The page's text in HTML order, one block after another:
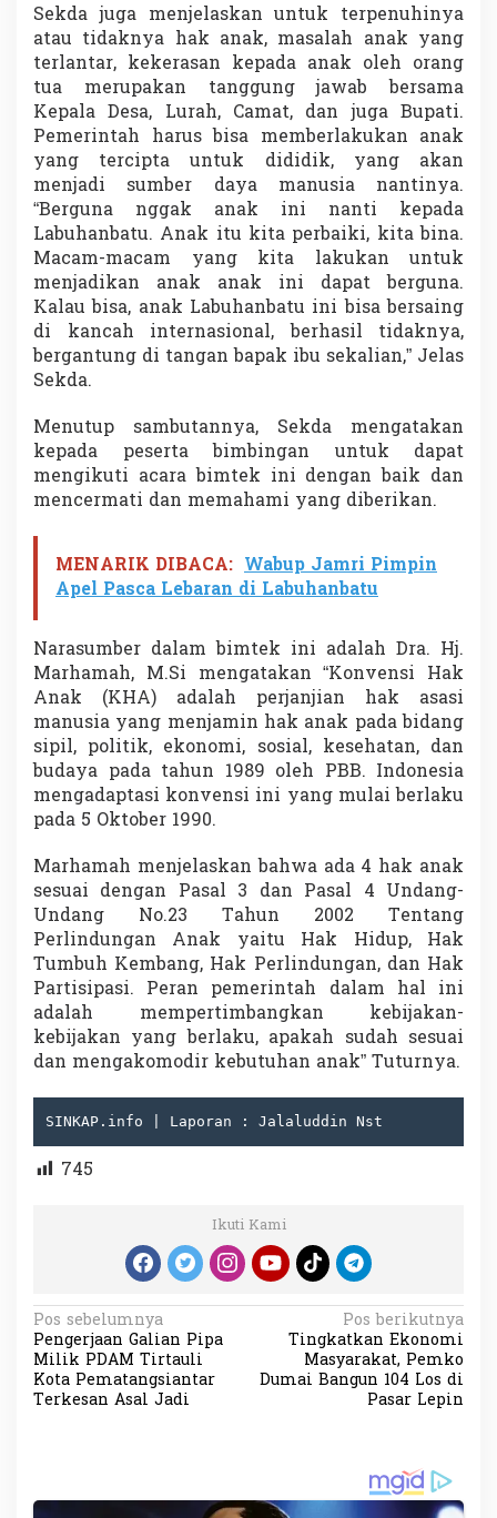
Sekda juga menjelaskan untuk terpenuhinya
atau tidaknya hak anak, masalah anak yang
terlantar, kekerasan kepada anak oleh orang
tua merupakan tanggung jawab bersama
Kepala Desa, Lurah, Camat, dan juga Bupati.
Pemerintah harus bisa memberlakukan anak
yang tercipta untuk dididik, yang akan
menjadi sumber daya manusia nantinya.
“Berguna nggak anak ini nanti kepada
Labuhanbatu. Anak itu kita perbaiki, kita bina.
Macam-macam yang kita lakukan untuk
menjadikan anak anak ini dapat berguna.
Kalau bisa, anak Labuhanbatu ini bisa bersaing
di kancah internasional, berhasil tidaknya,
bergantung di tangan bapak ibu sekalian,” Jelas
Sekda.
Menutup sambutannya, Sekda mengatakan
kepada peserta bimbingan untuk dapat
mengikuti acara bimtek ini dengan baik dan
mencermati dan memahami yang diberikan.
MENARIK DIBACA: Wabup Jamri Pimpin
Apel Pasca Lebaran di Labuhanbatu
Narasumber dalam bimtek ini adalah Dra. Hj.
Marhamah, M.Si mengatakan “Konvensi Hak
Anak (KHA) adalah perjanjian hak asasi
manusia yang menjamin hak anak pada bidang
sipil, politik, ekonomi, sosial, kesehatan, dan
budaya pada tahun 1989 oleh PBB. Indonesia
mengadaptasi konvensi ini yang mulai berlaku
pada 5 Oktober 1990.
Marhamah menjelaskan bahwa ada 4 hak anak
sesuai dengan Pasal 3 dan Pasal 4 Undang-
Undang No.23 Tahun 2002 Tentang
Perlindungan Anak yaitu Hak Hidup, Hak
Tumbuh Kembang, Hak Perlindungan, dan Hak
Partisipasi. Peran pemerintah dalam hal ini
adalah mempertimbangkan kebijakan-
kebijakan yang berlaku, apakah sudah sesuai
dan mengakomodir kebutuhan anak” Tuturnya.
SINKAP.info | Laporan : Jalaluddin Nst
745
Ikuti Kami
N
a
v
Pos sebelumnya
Pengerjaan Galian Pipa
Milik PDAM Tirtauli
Kota Pematangsiantar
Terkesan Asal Jadi
Pos berikutnya
Tingkatkan Ekonomi
Masyarakat, Pemko
Dumai Bangun 104 Los di
Pasar Lepin